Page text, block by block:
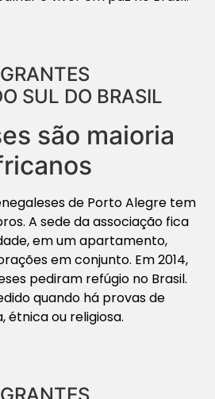
SUL DO BRASIL
são maioria
de Porto Alegre tem
A sede da associação fica
em um apartamento,
em conjunto. Em 2014,
pediram refúgio no Brasil.
quando há provas de
étnica ou religiosa.